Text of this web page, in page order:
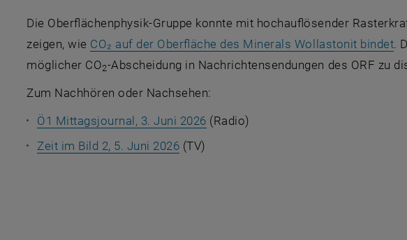
Die Oberflächenphysik-Gruppe konnte mit hochauflösender
zeigen, wie CO₂ auf der Oberfläche des Minerals Wollastonit bindet .
möglicher CO2-Abscheidung in Nachrichtensendungen des ORF zu
Zum Nachhören oder Nachsehen:
Ö1 Mittagsjournal, 3. Juni 2026 (Radio)
Zeit im Bild 2, 5. Juni 2026 (TV)